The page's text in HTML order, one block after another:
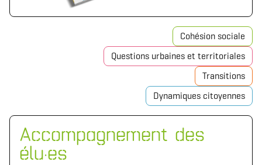
Cohésion sociale
Questions urbaines et territoriales
Transitions
Dynamiques citoyennes
Accompagnement des
élu·es